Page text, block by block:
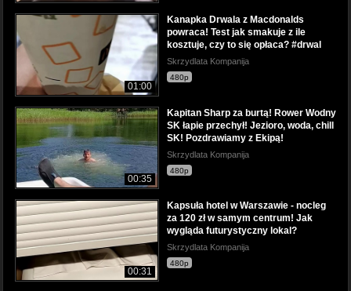
01:00
Kanapka Drwala z Macdonalds
powraca! Test jak smakuje z ile
kosztuje, czy to się opłaca? #drwal
Skrzydlata Kompanija
480p
00:35
Kapitan Sharp za burtą! Rower Wodny
SK łapie przechył! Jezioro, woda, chill
SK! Pozdrawiamy z Ekipą!
Skrzydlata Kompanija
480p
00:31
Kapsuła hotel w Warszawie - nocleg
za 120 zł w samym centrum! Jak
wygląda futurystyczny lokal?
Skrzydlata Kompanija
480p